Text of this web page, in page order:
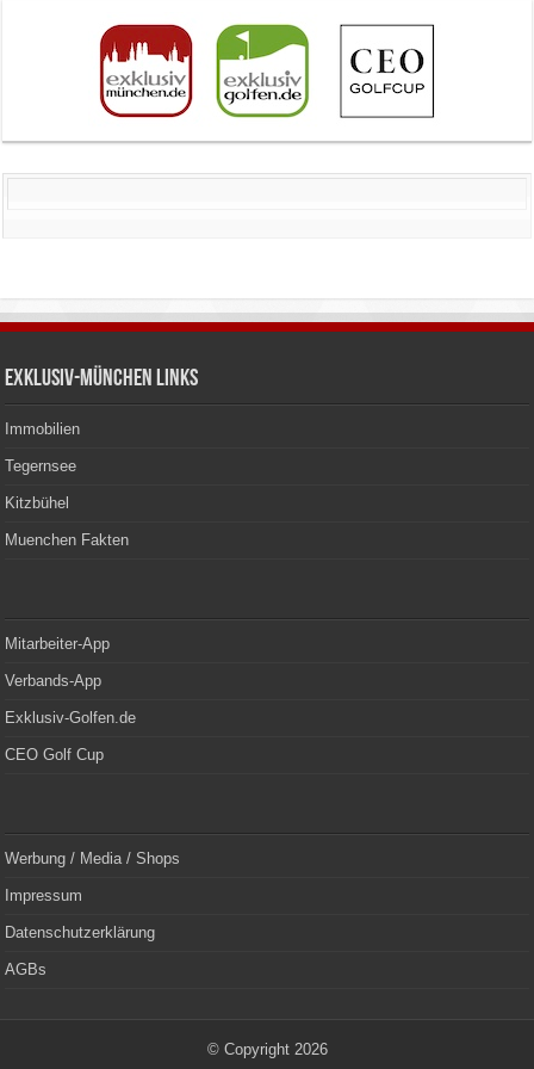
Exklusiv-München Links
Immobilien
Tegernsee
Kitzbühel
Muenchen Fakten
Mitarbeiter-App
Verbands-App
Exklusiv-Golfen.de
CEO Golf Cup
Werbung / Media / Shops
Impressum
Datenschutzerklärung
AGBs
© Copyright 2026